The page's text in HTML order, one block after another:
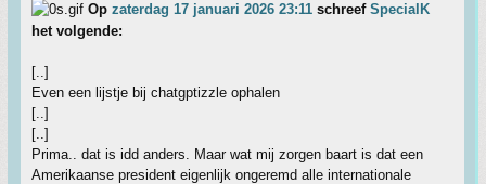
Op zaterdag 17 januari 2026 23:11 schreef SpecialK
het volgende:
[..]
Even een lijstje bij chatgptizzle ophalen
[..]
[..]
Prima.. dat is idd anders. Maar wat mij zorgen baart is dat een
Amerikaanse president eigenlijk ongeremd alle internationale